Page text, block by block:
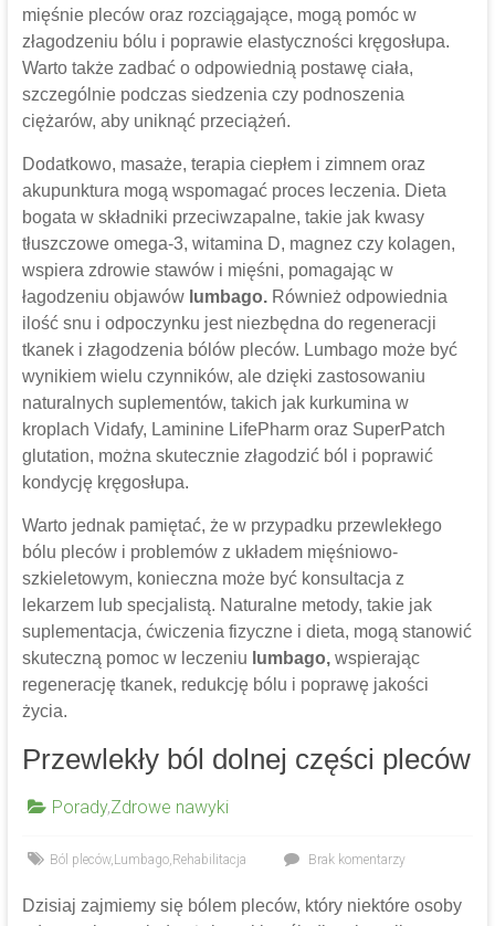
mięśnie pleców oraz rozciągające, mogą pomóc w
złagodzeniu bólu i poprawie elastyczności kręgosłupa.
Warto także zadbać o odpowiednią postawę ciała,
szczególnie podczas siedzenia czy podnoszenia
ciężarów, aby uniknąć przeciążeń.
Dodatkowo, masaże, terapia ciepłem i zimnem oraz
akupunktura mogą wspomagać proces leczenia. Dieta
bogata w składniki przeciwzapalne, takie jak kwasy
tłuszczowe omega-3, witamina D, magnez czy kolagen,
wspiera zdrowie stawów i mięśni, pomagając w
łagodzeniu objawów lumbago.Również odpowiednia
ilość snu i odpoczynku jest niezbędna do regeneracji
tkanek i złagodzenia bólów pleców. Lumbago może być
wynikiem wielu czynników, ale dzięki zastosowaniu
naturalnych suplementów, takich jak kurkumina w
kroplach Vidafy, Laminine LifePharm oraz SuperPatch
glutation, można skutecznie złagodzić ból i poprawić
kondycję kręgosłupa.
Warto jednak pamiętać, że w przypadku przewlekłego
bólu pleców i problemów z układem mięśniowo-
szkieletowym, konieczna może być konsultacja z
lekarzem lub specjalistą. Naturalne metody, takie jak
suplementacja, ćwiczenia fizyczne i dieta, mogą stanowić
skuteczną pomoc w leczeniu lumbago,wspierając
regenerację tkanek, redukcję bólu i poprawę jakości
życia.
Przewlekły ból dolnej części pleców
Porady,Zdrowe nawyki
Ból pleców, Lumbago, Rehabilitacja Brak komentarzy
Dzisiaj zajmiemy się bólem pleców, który niektóre osoby